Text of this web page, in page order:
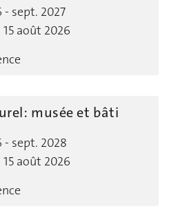
- sept. 2027
15 août 2026
musée et bâti
- sept. 2028
15 août 2026